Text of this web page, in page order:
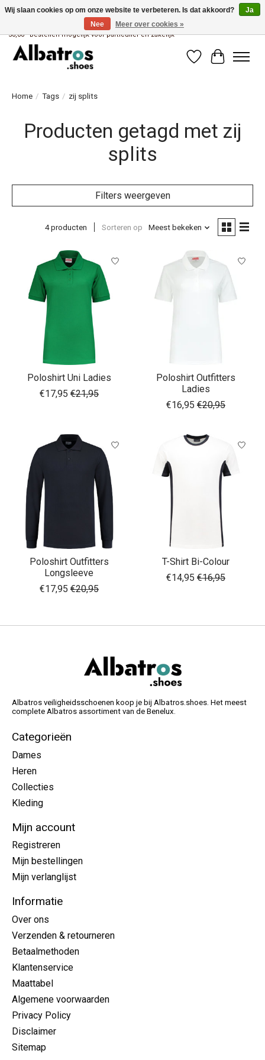
Albatros brandstore van Uniwork Beroepskleding - Gratis verzending vanaf €
50,00 - Bestellen mogelijk voor particulier en zakelijk
Verlanglijst
Home / Tags / zij splits
Producten getagd met zij
splits
Filters weergeven
4 producten Sorteren op Meest bekeken
Poloshirt Uni Ladies
€17,95 €21,95
Poloshirt Outfitters
Ladies
€16,95 €20,95
Poloshirt Outfitters
Longsleeve
€17,95 €20,95
T-Shirt Bi-Colour
€14,95 €16,95
Albatros veiligheidsschoenen koop je bij Albatros.shoes. Het meest
complete Albatros assortiment van de Benelux.
Categorieën
Dames
Heren
Collecties
Kleding
Mijn account
Registreren
Mijn bestellingen
Mijn verlanglijst
Informatie
Over ons
Verzenden & retourneren
Betaalmethoden
Klantenservice
Maattabel
Algemene voorwaarden
Privacy Policy
Disclaimer
Sitemap
Wij slaan cookies op om onze website te verbeteren. Is dat akkoord?
Ja
Nee
Meer over cookies »